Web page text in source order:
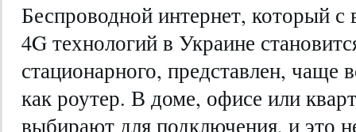
Беспроводной интернет, который
4G технологий в Украине
стационарного, представлен, чаще
как роутер. В доме, офисе или
выбирают для подключения, и это